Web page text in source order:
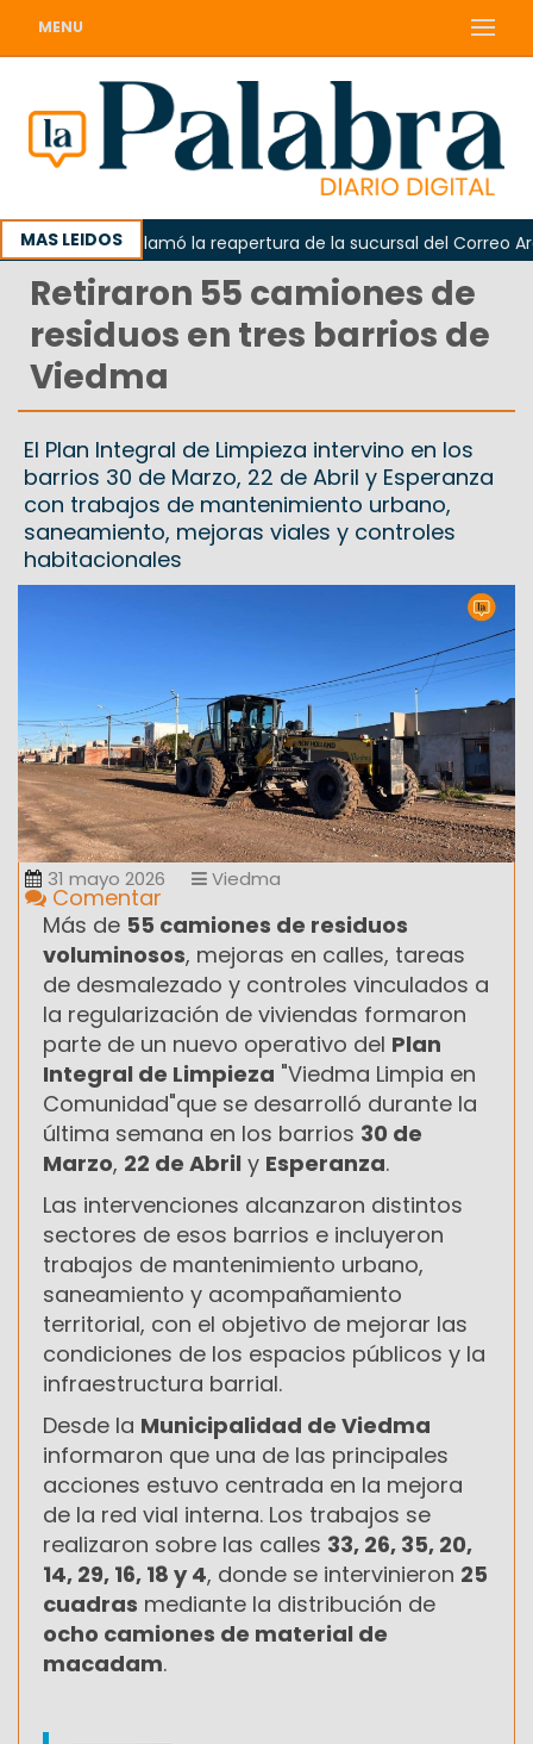
MENU
MAS LEIDOS
Odarda reclamó la reapertura de la sucursal del Correo
Retiraron 55 camiones de
residuos en tres barrios de
Viedma
El Plan Integral de Limpieza intervino en los
barrios 30 de Marzo, 22 de Abril y Esperanza
con trabajos de mantenimiento urbano,
saneamiento, mejoras viales y controles
habitacionales
31 mayo 2026 Viedma
Comentar
Más de 55 camiones de residuos
voluminosos, mejoras en calles, tareas
de desmalezado y controles vinculados a
la regularización de viviendas formaron
parte de un nuevo operativo del Plan
Integral de Limpieza "Viedma Limpia en
Comunidad"que se desarrolló durante la
última semana en los barrios 30 de
Marzo, 22 de Abril y Esperanza.
Las intervenciones alcanzaron distintos
sectores de esos barrios e incluyeron
trabajos de mantenimiento urbano,
saneamiento y acompañamiento
territorial, con el objetivo de mejorar las
condiciones de los espacios públicos y la
infraestructura barrial.
Desde la Municipalidad de Viedma
informaron que una de las principales
acciones estuvo centrada en la mejora
de la red vial interna. Los trabajos se
realizaron sobre las calles 33, 26, 35, 20,
14, 29, 16, 18 y 4, donde se intervinieron 25
cuadras mediante la distribución de
ocho camiones de material de
macadam.